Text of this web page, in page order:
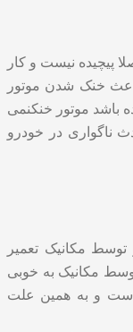
پیچیده نیست و کار
خنک شدن موتور
موتور خنکنمی
ناگواری در خودرو
مکانیک تعمیر
مکانیک به خوبی
است و به همین علت